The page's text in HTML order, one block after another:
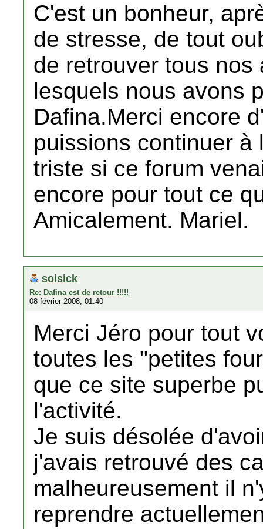
C'est un bonheur,
de stresse, de tout
de retrouver tous nos
lesquels nous avons
Dafina.Merci encore
puissions continuer à
triste si ce forum
encore pour tout ce
Amicalement. Mariel.
soisick
Re: Dafina est de retour !!!!!
08 février 2008, 01:40
Merci Jéro pour tout
toutes les "petites
que ce site superbe
l'activité.
Je suis désolée
j'avais retrouvé des
malheureusement il
reprendre